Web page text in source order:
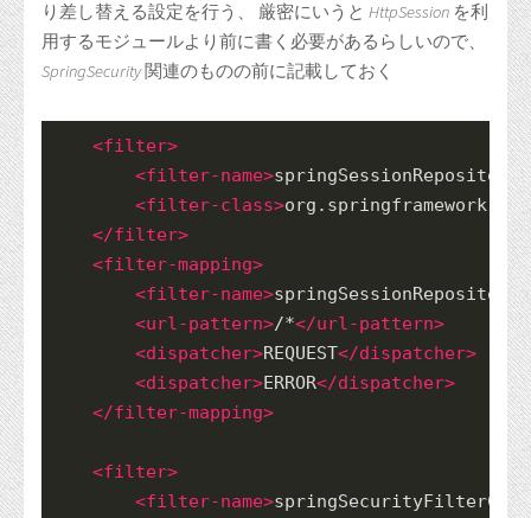
り差し替える設定を行う、 厳密にいうと HttpSession を利
用するモジュールより前に書く必要があるらしいので、
SpringSecurity関連のものの前に記載しておく
<filter>
<filter-name>
<filter-class>
</filter>
<filter-mapping>
<filter-name>
<url-pattern>/*</url-pattern>
<dispatcher>REQUEST</dispatcher>
<dispatcher>ERROR</dispatcher>
</filter-mapping>
<filter>
<filter-name>